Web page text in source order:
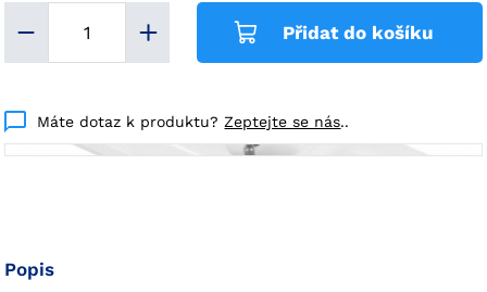
Přidat do košíku
Máte dotaz k produktu? Zeptejte se nás..
Popis